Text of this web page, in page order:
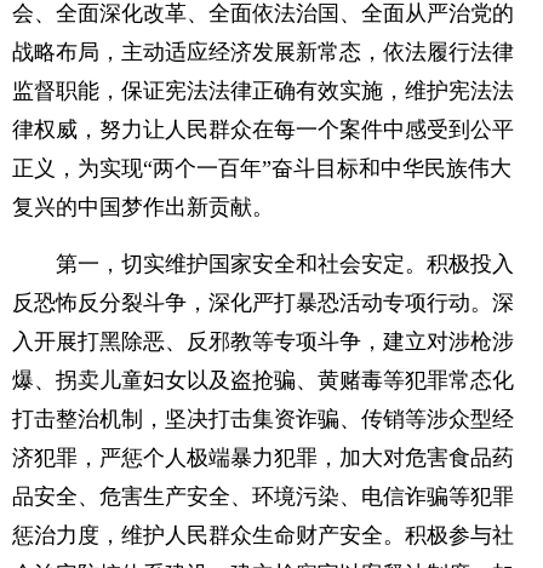
会、全面深化改革、全面依法治国、全面从严治党的
战略布局，主动适应经济发展新常态，依法履行法律
监督职能，保证宪法法律正确有效实施，维护宪法法
律权威，努力让人民群众在每一个案件中感受到公平
正义，为实现“两个一百年”奋斗目标和中华民族伟大
复兴的中国梦作出新贡献。
第一，切实维护国家安全和社会安定。积极投入
反恐怖反分裂斗争，深化严打暴恐活动专项行动。深
入开展打黑除恶、反邪教等专项斗争，建立对涉枪涉
爆、拐卖儿童妇女以及盗抢骗、黄赌毒等犯罪常态化
打击整治机制，坚决打击集资诈骗、传销等涉众型经
济犯罪，严惩个人极端暴力犯罪，加大对危害食品药
品安全、危害生产安全、环境污染、电信诈骗等犯罪
惩治力度，维护人民群众生命财产安全。积极参与社